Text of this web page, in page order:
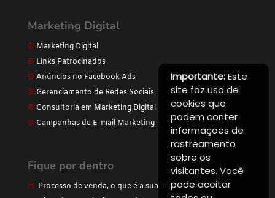
Marketing Digital
Marketing Digital
Links Patrocinados
Anúncios no Facebook Ads
Gerenciamento de Redes Sociais
Consultoria em Marketing Digital
Campanhas de E-mail Marketing
Fique por dentro
Processo de venda, o que é a sua importância
Importante:Este
site faz uso de
cookies que
podem conter
informações de
rastreamento
sobre os
visitantes. Você
pode aceitar